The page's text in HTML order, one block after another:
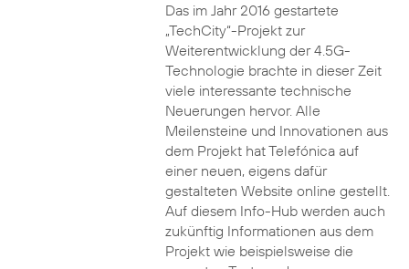
Das im Jahr 2016 gestartete
„TechCity“-Projekt zur
Weiterentwicklung der 4.5G-
Technologie brachte in dieser Zeit
viele interessante technische
Neuerungen hervor. Alle
Meilensteine und Innovationen aus
dem Projekt hat Telefónica auf
einer neuen, eigens dafür
gestalteten Website online gestellt.
Auf diesem Info-Hub werden auch
zukünftig Informationen aus dem
Projekt wie beispielsweise die